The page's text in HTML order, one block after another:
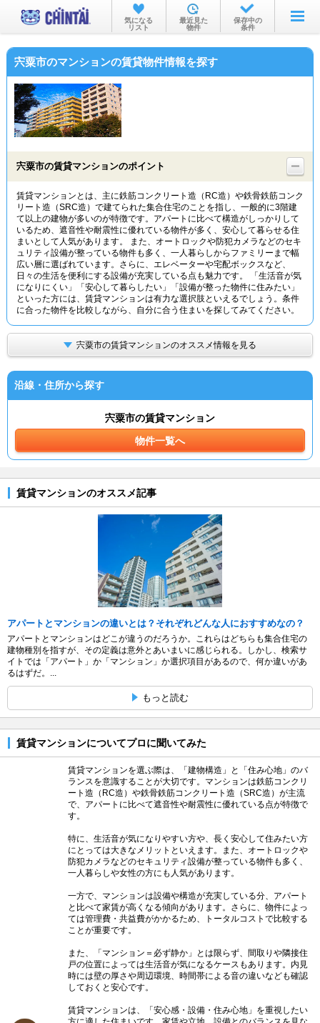
お部屋を探す
沿線・駅から
物件特集から
TOP
気になる
リスト
最近見た
物件
保存中の
条件
宍粟市のマンションの賃貸物件情報を探す
宍粟市の賃貸マンションのポイント
賃貸マンションとは、主に鉄筋コンクリート造（RC造）や鉄骨鉄筋コンク
リート造（SRC造）で建てられた集合住宅のことを指し、一般的に3階建
て以上の建物が多いのが特徴です。アパートに比べて構造がしっかりして
いるため、遮音性や耐震性に優れている物件が多く、安心して暮らせる住
まいとして人気があります。 また、オートロックや防犯カメラなどのセキ
ュリティ設備が整っている物件も多く、一人暮らしからファミリーまで幅
広い層に選ばれています。さらに、エレベーターや宅配ボックスなど、
日々の生活を便利にする設備が充実している点も魅力です。 「生活音が気
になりにくい」「安心して暮らしたい」「設備が整った物件に住みたい」
といった方には、賃貸マンションは有力な選択肢といえるでしょう。条件
に合った物件を比較しながら、自分に合う住まいを探してみてください。
宍粟市の賃貸マンションのオススメ情報を見る
沿線・住所から探す
宍粟市の賃貸マンション
物件一覧へ
賃貸マンションのオススメ記事
アパートとマンションの違いとは？それぞれどんな人におすすめなの？
アパートとマンションはどこが違うのだろうか。これらはどちらも集合住宅の
建物種別を指すが、その定義は意外とあいまいに感じられる。しかし、検索サ
イトでは「アパート」か「マンション」か選択項目があるので、何か違いがあ
るはずだ。...
もっと読む
賃貸マンションについてプロに聞いてみた
賃貸マンションを選ぶ際は、「建物構造」と「住み心地」のバ
ランスを意識することが大切です。マンションは鉄筋コンクリ
ート造（RC造）や鉄骨鉄筋コンクリート造（SRC造）が主流
で、アパートに比べて遮音性や耐震性に優れている点が特徴で
す。
特に、生活音が気になりやすい方や、長く安心して住みたい方
にとっては大きなメリットといえます。また、オートロックや
防犯カメラなどのセキュリティ設備が整っている物件も多く、
一人暮らしや女性の方にも人気があります。
一方で、マンションは設備や構造が充実している分、アパート
と比べて家賃が高くなる傾向があります。さらに、物件によっ
ては管理費・共益費がかかるため、トータルコストで比較する
ことが重要です。
また、「マンション＝必ず静か」とは限らず、間取りや隣接住
戸の位置によっては生活音が気になるケースもあります。内見
時には壁の厚さや周辺環境、時間帯による音の違いなども確認
しておくと安心です。
賃貸マンションは、「安心感・設備・住み心地」を重視したい